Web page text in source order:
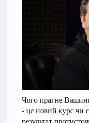
Чого прагне
- це новий курс чи
результат